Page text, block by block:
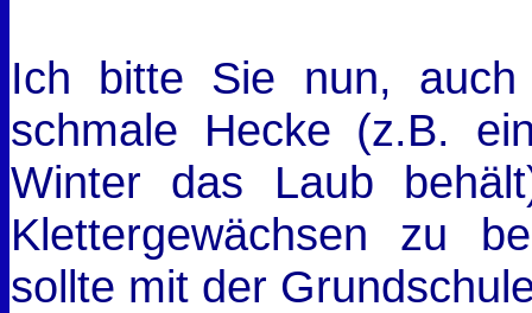
Ich bitte Sie nun,
schmale Hecke (z.B.
Winter das Laub
Klettergewächsen zu
sollte mit der